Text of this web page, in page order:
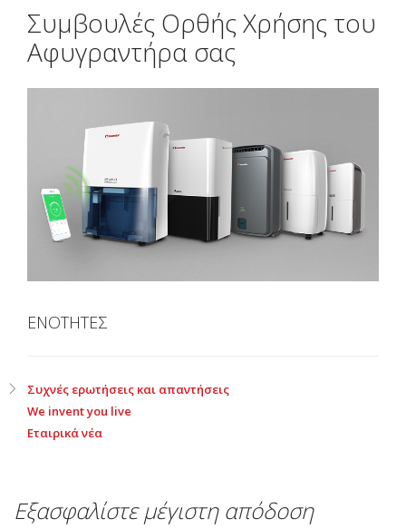
Συμβουλές Ορθής Χρήσης του
Αφυγραντήρα σας
ΕΝΟΤΗΤΕΣ
Συχνές ερωτήσεις και απαντήσεις
We invent you live
Εταιρικά νέα
Εξασφαλίστε μέγιστη απόδοση